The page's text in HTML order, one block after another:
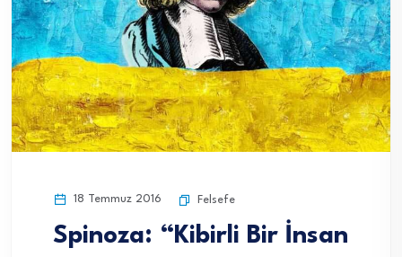
18 Temmuz 2016 Felsefe
Spinoza: “Kibirli Bir İnsan